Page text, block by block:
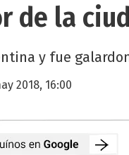
de la
y fue
2018, 16:00